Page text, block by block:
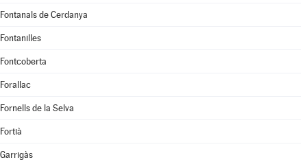
Fontanals de Cerdanya
Fontanilles
Fontcoberta
Forallac
Fornells de la Selva
Fortià
Garrigàs